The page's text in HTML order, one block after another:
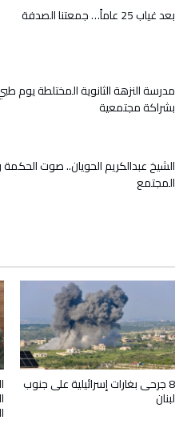
بعد غياب 25 عاماً… جمعتنا الصدفة
مدرسة النزهة الثانوية المختلطة يوم
بشراكة مجتمعية
الشيخ عبدالكريم الحويان.. صوت
المجتمع
8 جرحى بغارات إسرائيلية على جنوب
لبنان